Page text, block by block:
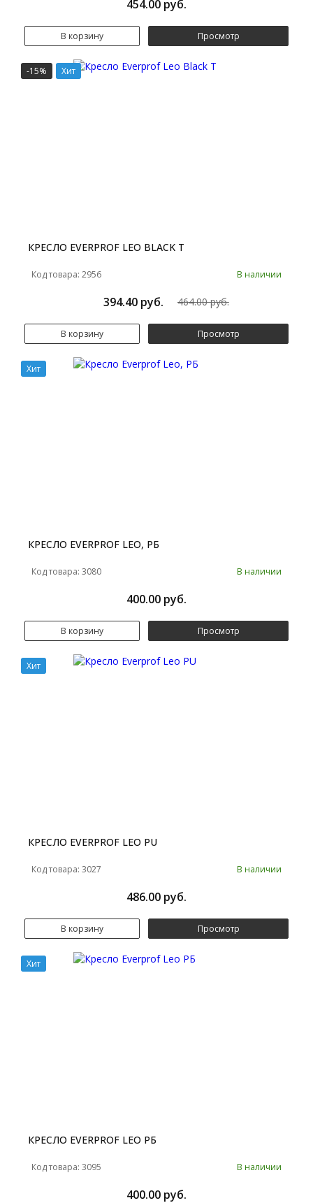
454.00 руб.
В корзину Просмотр
-15% Хит
КРЕСЛО EVERPROF LEO BLACK T
Код товара: 2956 В наличии
394.40 руб. 464.00 руб.
В корзину Просмотр
Хит
КРЕСЛО EVERPROF LEO, РБ
Код товара: 3080 В наличии
400.00 руб.
В корзину Просмотр
Хит
КРЕСЛО EVERPROF LEO PU
Код товара: 3027 В наличии
486.00 руб.
В корзину Просмотр
Хит
КРЕСЛО EVERPROF LEO РБ
Код товара: 3095 В наличии
400.00 руб.